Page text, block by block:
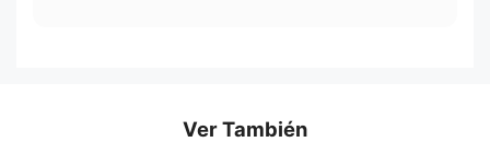
Ver También